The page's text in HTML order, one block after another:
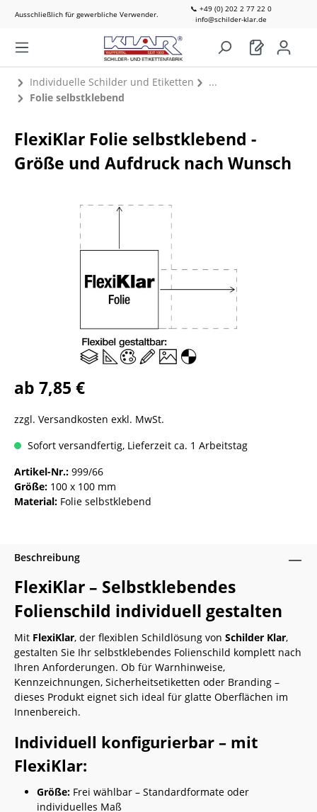
Ausschließlich für gewerbliche Verwender.
📞 +49 (0) 202 2 77 22 0
info@schilder-klar.de
Individuelle Schilder und Etiketten
Folie selbstklebend
FlexiKlar Folie selbstklebend -
Größe und Aufdruck nach Wunsch
ab 7,85 €
zzgl. Versandkosten exkl. MwSt.
Sofort versandfertig, Lieferzeit ca. 1 Arbeitstag
Artikel-Nr.: 999/66
Größe: 100 x 100 mm
Material: Folie selbstklebend
Beschreibung
FlexiKlar – Selbstklebendes
Folienschild individuell gestalten
Mit FlexiKlar, der flexiblen Schildlösung von Schilder Klar,
gestalten Sie Ihr selbstklebendes Folienschild komplett nach
Ihren Anforderungen. Ob für Warnhinweise,
Kennzeichnungen, Sicherheitsetiketten oder Branding –
dieses Produkt eignet sich ideal für glatte Oberflächen im
Innenbereich.
Individuell konfigurierbar – mit
FlexiKlar:
Größe: Frei wählbar – Standardformate oder
individuelles Maß